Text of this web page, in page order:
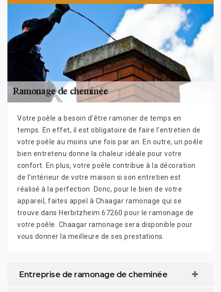
Votre poêle a besoin d’être ramoner de temps en
temps. En effet, il est obligatoire de faire l’entretien de
votre poêle au moins une fois par an. En outre, un poêle
bien entretenu donne la chaleur idéale pour votre
confort. En plus, votre poêle contribue à la décoration
de l’intérieur de votre maison si son entretien est
réalisé à la perfection. Donc, pour le bien de votre
appareil, faites appel à Chaagar ramonage qui se
trouve dans Herbitzheim 67260 pour le ramonage de
votre poêle. Chaagar ramonage sera disponible pour
vous donner la meilleure de ses prestations.
Entreprise de ramonage de cheminée